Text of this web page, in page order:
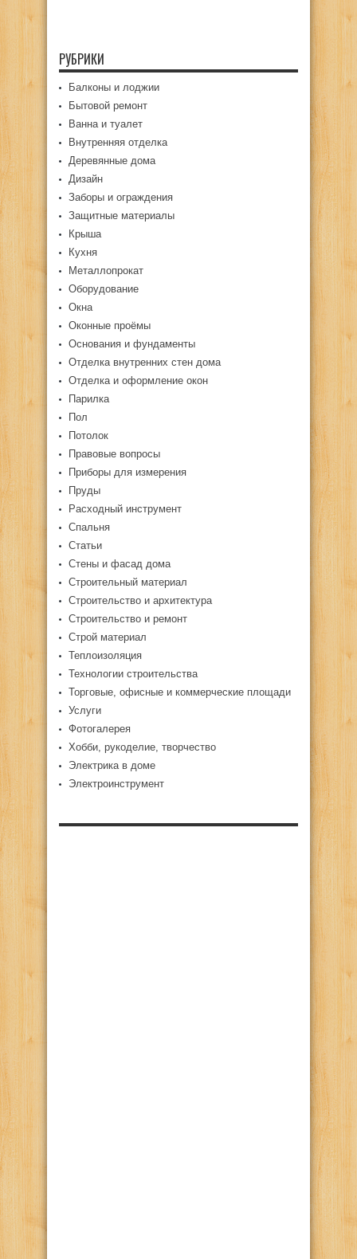
РУБРИКИ
Балконы и лоджии
Бытовой ремонт
Ванна и туалет
Внутренняя отделка
Деревянные дома
Дизайн
Заборы и ограждения
Защитные материалы
Крыша
Кухня
Металлопрокат
Оборудование
Окна
Оконные проёмы
Основания и фундаменты
Отделка внутренних стен дома
Отделка и оформление окон
Парилка
Пол
Потолок
Правовые вопросы
Приборы для измерения
Пруды
Расходный инструмент
Спальня
Статьи
Стены и фасад дома
Строительный материал
Строительство и архитектура
Строительство и ремонт
Строй материал
Теплоизоляция
Технологии строительства
Торговые, офисные и коммерческие площади
Услуги
Фотогалерея
Хобби, рукоделие, творчество
Электрика в доме
Электроинструмент